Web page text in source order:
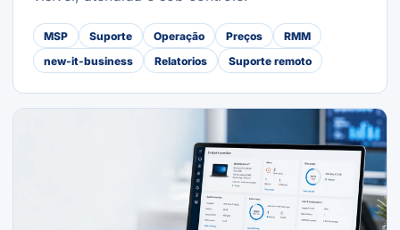
MSP Suporte Operação Preços
RMM
new-it-business
Relatorios Suporte remoto